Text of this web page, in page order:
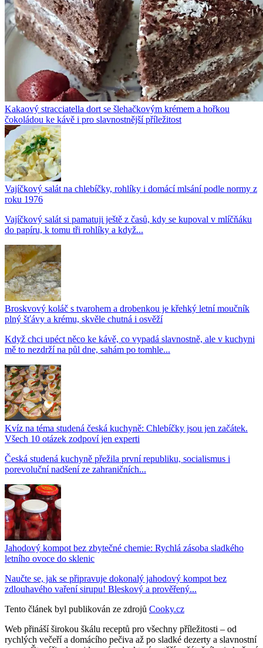
Kakaový stracciatella dort se šlehačkovým krémem a hořkou
čokoládou ke kávě i pro slavnostnější příležitost
Vajíčkový salát na chlebíčky, rohlíky i domácí mlsání podle normy z
roku 1976
Vajíčkový salát si pamatuji ještě z časů, kdy se kupoval v mlíčňáku
do papíru, k tomu tři rohlíky a když...
Broskvový koláč s tvarohem a drobenkou je křehký letní moučník
plný šťávy a krému, skvěle chutná i osvěží
Když chci upéct něco ke kávě, co vypadá slavnostně, ale v kuchyni
mě to nezdrží na půl dne, sahám po tomhle...
Kvíz na téma studená česká kuchyně: Chlebíčky jsou jen začátek.
Všech 10 otázek zodpoví jen experti
Česká studená kuchyně přežila první republiku, socialismus i
porevoluční nadšení ze zahraničních...
Jahodový kompot bez zbytečné chemie: Rychlá zásoba sladkého
letního ovoce do sklenic
Naučte se, jak se připravuje dokonalý jahodový kompot bez
zdlouhavého vaření sirupu! Bleskový a prověřený...
Tento článek byl publikován ze zdrojů Cooky.cz
Web přináší širokou škálu receptů pro všechny příležitosti – od
rychlých večeří a domácího pečiva až po sladké dezerty a slavnostní